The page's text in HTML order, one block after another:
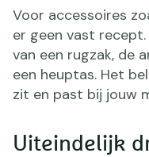
Voor accessoires
er geen vast
van een rugzak, de
een heuptas. Het
zit en past bij jouw
Uiteindelijk